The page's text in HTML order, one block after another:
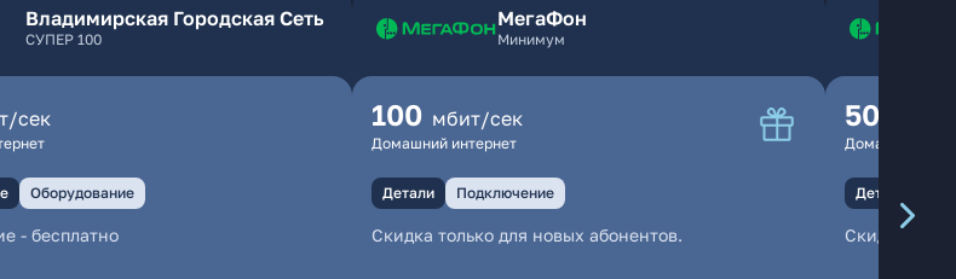
Владимирская Городская Сеть
СУПЕР 100
сек
Оборудование
- бесплатно
МегаФон
Минимум
100 мбит/сек
Домашний интернет
Детали Подключение
Скидка только для новых абонентов.
500
Домашний
Детали
Скидка